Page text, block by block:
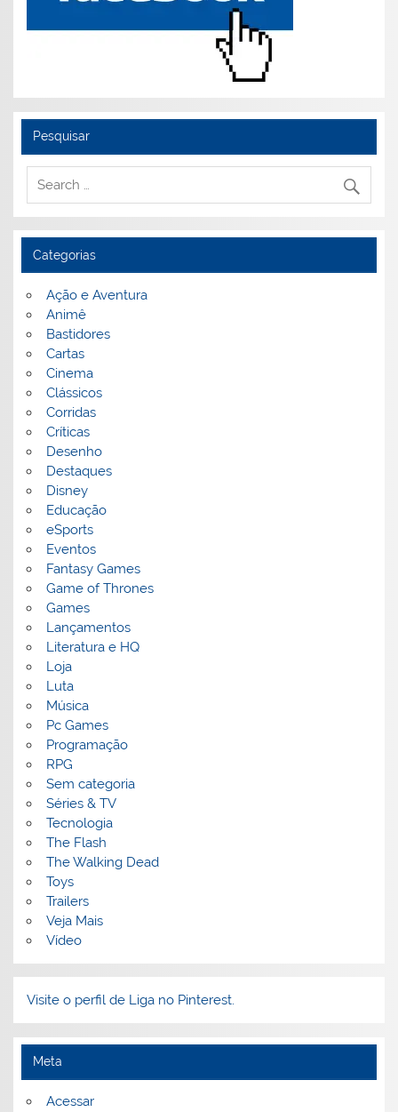
Pesquisar
Categorias
Ação e Aventura
Animê
Bastidores
Cartas
Cinema
Clássicos
Corridas
Críticas
Desenho
Destaques
Disney
Educação
eSports
Eventos
Fantasy Games
Game of Thrones
Games
Lançamentos
Literatura e HQ
Loja
Luta
Música
Pc Games
Programação
RPG
Sem categoria
Séries & TV
Tecnologia
The Flash
The Walking Dead
Toys
Trailers
Veja Mais
Vídeo
Visite o perfil de Liga no Pinterest.
Meta
Acessar